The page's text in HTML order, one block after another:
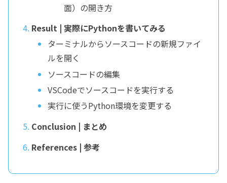
面）の開き方
Result | 実際にPythonを書いてみる
ターミナルからソースコードの新規ファイ
ルを開く
ソースコードの編集
VSCodeでソースコードを実行する
実行に使うPython環境を変更する
Conclusion | まとめ
References | 参考